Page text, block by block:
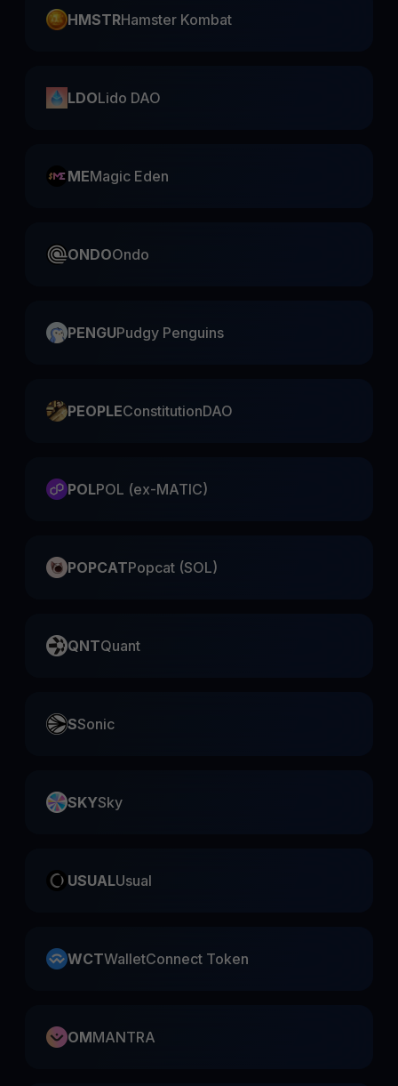
HMSTRHamster Kombat
LDOLido DAO
MEMagic Eden
ONDOOndo
PENGUPudgy Penguins
PEOPLEConstitutionDAO
POLPOL (ex-MATIC)
POPCATPopcat (SOL)
QNTQuant
SSonic
SKYSky
USUALUsual
WCTWalletConnect Token
OMMANTRA